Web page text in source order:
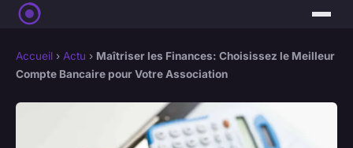
Accueil › Actu › Maîtriser les Finances: Choisissez le Meilleur
Compte Bancaire pour Votre Association